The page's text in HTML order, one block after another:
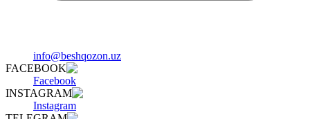
info@beshqozon.uz
FACEBOOK
Facebook
INSTAGRAM
Instagram